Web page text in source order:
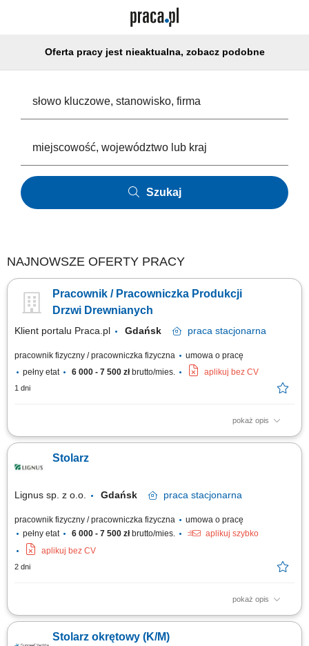
Oferta pracy jest nieaktualna, zobacz podobne
Szukaj
NAJNOWSZE OFERTY PRACY
Pracownik / Pracowniczka Produkcji
Drzwi Drewnianych
Klient portalu Praca.pl Gdańsk praca stacjonarna
pracownik fizyczny / pracowniczka fizyczna
umowa o pracę
pełny etat
6 000 - 7 500 złbrutto/mies. aplikuj bez CV
1 dni
pokaż opis
Produkcja elementów drewnianych wykorzystywanych do wykonania
drewna. Obsługa maszyn produkcyjnych i narzędzi stolarskich. Kontrola
jakości oraz pakowanie gotowych produktów. Dbanie o porządek i
Stolarz
Lignus sp. z o.o. Gdańsk praca stacjonarna
pracownik fizyczny / pracowniczka fizyczna
umowa o pracę
pełny etat
6 000 - 7 500 złbrutto/mies.
aplikuj szybko
aplikuj bez CV
2 dni
pokaż opis
Zakres obowiązków: praca z drewnem przy produkcji drzwi
obsługa elektronarzędzi i maszyn produkcyjnych; mile widziane
Stolarz okrętowy (K/M)